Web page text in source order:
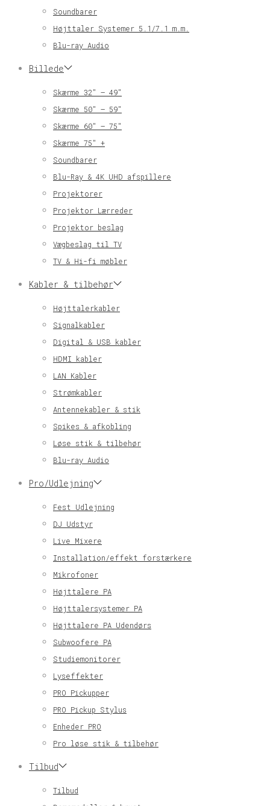
Soundbarer
Højttaler Systemer 5.1/7.1 m.m.
Blu-ray Audio
Billede
Skærme 32″ – 49″
Skærme 50″ – 59″
Skærme 60″ – 75″
Skærme 75″ +
Soundbarer
Blu-Ray & 4K UHD afspillere
Projektorer
Projektor Lærreder
Projektor beslag
Vægbeslag til TV
TV & Hi-fi møbler
Kabler & tilbehør
Højttalerkabler
Signalkabler
Digital & USB kabler
HDMI kabler
LAN Kabler
Strømkabler
Antennekabler & stik
Spikes & afkobling
Løse stik & tilbehør
Blu-ray Audio
Pro/Udlejning
Fest Udlejning
DJ Udstyr
Live Mixere
Installation/effekt forstærkere
Mikrofoner
Højttalere PA
Højttalersystemer PA
Højttalere PA Udendørs
Subwoofere PA
Studiemonitorer
Lyseffekter
PRO Pickupper
PRO Pickup Stylus
Enheder PRO
Pro løse stik & tilbehør
Tilbud
Tilbud